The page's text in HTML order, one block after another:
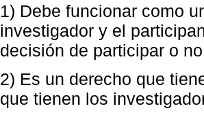
1) Debe funcionar como
investigador y el
decisión de participar o
2) Es un derecho que
que tienen los